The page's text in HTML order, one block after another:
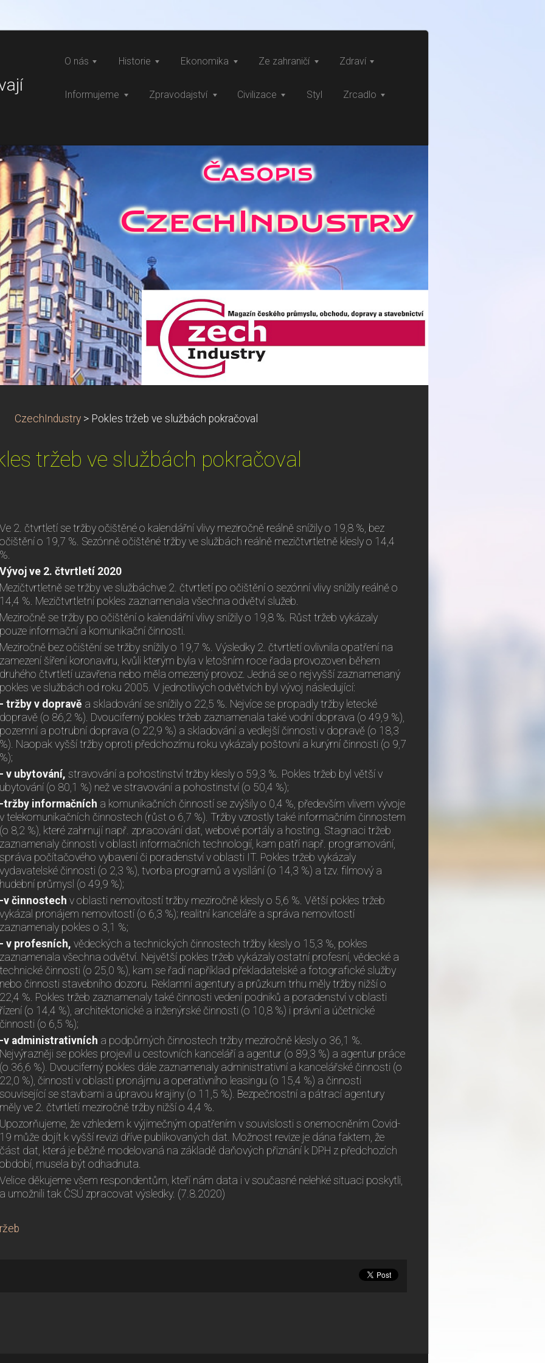
O nás Historie Ekonomika Ze zahraničí Zdraví
Informujeme Zpravodajství Civilizace Styl Zrcadlo
CzechIndustry > Pokles tržeb ve službách pokračoval
tržeb ve službách pokračoval
Ve 2. čtvrtletí se tržby očištěné o kalendářní vlivy meziročně reálně snížily o 19,8 %, bez
očištění o 19,7 %. Sezónně očištěné tržby ve službách reálně mezičtvrtletně klesly o 14,4
%.
Vývoj ve 2. čtvrtletí 2020
Mezičtvrtletně se tržby ve službáchve 2. čtvrtletí po očištění o sezónní vlivy snížily reálně o
14,4 %. Mezičtvrtletní pokles zaznamenala všechna odvětví služeb.
Meziročně se tržby po očištění o kalendářní vlivy snížily o 19,8 %. Růst tržeb vykázaly
pouze informační a komunikační činnosti.
Meziročně bez očištění se tržby snížily o 19,7 %. Výsledky 2. čtvrtletí ovlivnila opatření na
zamezení šíření koronaviru, kvůli kterým byla v letošním roce řada provozoven během
druhého čtvrtletí uzavřena nebo měla omezený provoz. Jedná se o nejvyšší zaznamenaný
pokles ve službách od roku 2005. V jednotlivých odvětvích byl vývoj následující:
- tržby v dopravě a skladování se snížily o 22,5 %. Nejvíce se propadly tržby letecké
dopravě (o 86,2 %). Dvouciferný pokles tržeb zaznamenala také vodní doprava (o 49,9 %),
pozemní a potrubní doprava (o 22,9 %) a skladování a vedlejší činnosti v dopravě (o 18,3
%). Naopak vyšší tržby oproti předchozímu roku vykázaly poštovní a kurýrní činnosti (o 9,7
%);
- v ubytování, stravování a pohostinství tržby klesly o 59,3 %. Pokles tržeb byl větší v
ubytování (o 80,1 %) než ve stravování a pohostinství (o 50,4 %);
-tržby informačních a komunikačních činností se zvýšily o 0,4 %, především vlivem vývoje
v telekomunikačních činnostech (růst o 6,7 %). Tržby vzrostly také informačním činnostem
(o 8,2 %), které zahrnují např. zpracování dat, webové portály a hosting. Stagnaci tržeb
zaznamenaly činnosti v oblasti informačních technologií, kam patří např. programování,
správa počítačového vybavení či poradenství v oblasti IT. Pokles tržeb vykázaly
vydavatelské činnosti (o 2,3 %), tvorba programů a vysílání (o 14,3 %) a tzv. filmový a
hudební průmysl (o 49,9 %);
-v činnostech v oblasti nemovitostí tržby meziročně klesly o 5,6 %. Větší pokles tržeb
vykázal pronájem nemovitostí (o 6,3 %); realitní kanceláře a správa nemovitostí
zaznamenaly pokles o 3,1 %;
- v profesních, vědeckých a technických činnostech tržby klesly o 15,3 %, pokles
zaznamenala všechna odvětví. Největší pokles tržeb vykázaly ostatní profesní, vědecké a
technické činnosti (o 25,0 %), kam se řadí například překladatelské a fotografické služby
nebo činnosti stavebního dozoru. Reklamní agentury a průzkum trhu měly tržby nižší o
22,4 %. Pokles tržeb zaznamenaly také činnosti vedení podniků a poradenství v oblasti
řízení (o 14,4 %), architektonické a inženýrské činnosti (o 10,8 %) i právní a účetnické
činnosti (o 6,5 %);
-v administrativních a podpůrných činnostech tržby meziročně klesly o 36,1 %.
Nejvýrazněji se pokles projevil u cestovních kanceláří a agentur (o 89,3 %) a agentur práce
(o 36,6 %). Dvouciferný pokles dále zaznamenaly administrativní a kancelářské činnosti (o
22,0 %), činnosti v oblasti pronájmu a operativního leasingu (o 15,4 %) a činnosti
související se stavbami a úpravou krajiny (o 11,5 %). Bezpečnostní a pátrací agentury
měly ve 2. čtvrtletí meziročně tržby nižší o 4,4 %.
Upozorňujeme, že vzhledem k výjimečným opatřením v souvislosti s onemocněním Covid-
19 může dojít k vyšší revizi dříve publikovaných dat. Možnost revize je dána faktem, že
část dat, která je běžně modelovaná na základě daňových přiznání k DPH z předchozích
období, musela být odhadnuta.
Velice děkujeme všem respondentům, kteří nám data i v současné nelehké situaci poskytli,
a umožnili tak ČSÚ zpracovat výsledky. (7.8.2020)